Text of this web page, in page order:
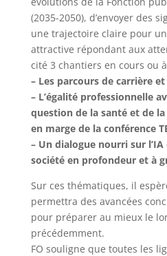
(2035-2050), d’envoyer des
une trajectoire claire pour
attractive répondant aux
cité 3 chantiers en cours ou
– Les parcours de carrière
– L’égalité professionnelle
question de la santé et de
en marge de la conférence
– Un dialogue nourri sur
société en profondeur et à
Sur ces thématiques, il
permettra des avancées
pour préparer au mieux le
précédemment.
FO souligne que toutes les